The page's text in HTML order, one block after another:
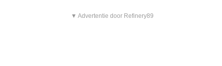
▼ Advertentie door Refinery89